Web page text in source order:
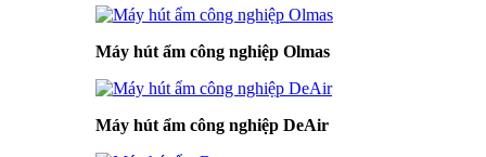
Máy hút ẩm công nghiệp Olmas
Máy hút ẩm công nghiệp DeAir